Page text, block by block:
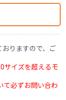
りますので、ご
サイズを超えるモ
て必ずお問い合わ